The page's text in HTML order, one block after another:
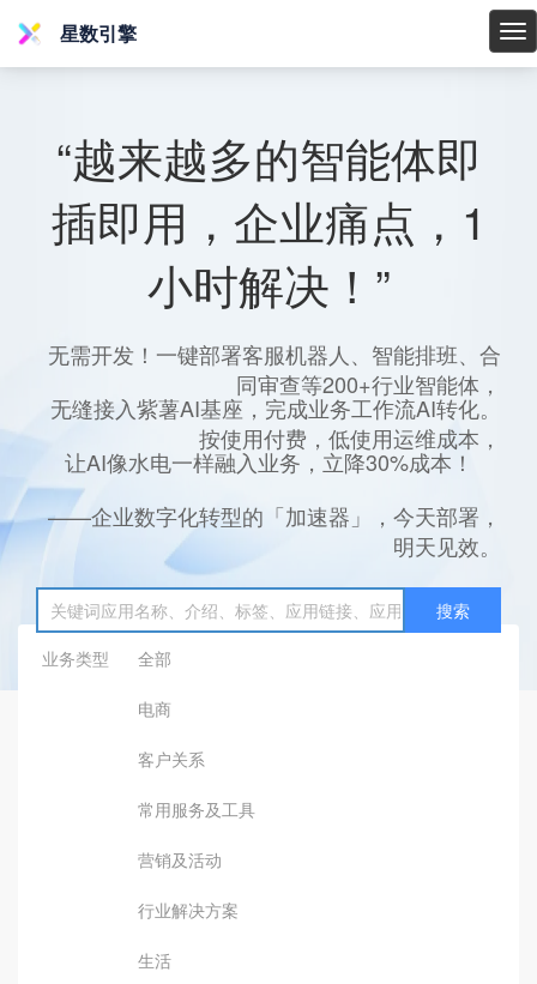
星
星数引擎
“越来越多的智能体即
插即用，企业痛点，1
小时解决！”
无需开发！一键部署客服机器人、智能排班、合
同审查等200+行业智能体，
无缝接入紫薯AI基座，完成业务工作流AI转化。
按使用付费，低使用运维成本，
让AI像水电一样融入业务，立降30%成本！
——企业数字化转型的「加速器」，今天部署，
明天见效。
搜索
业务类型
全部
电商
客户关系
常用服务及工具
营销及活动
行业解决方案
生活